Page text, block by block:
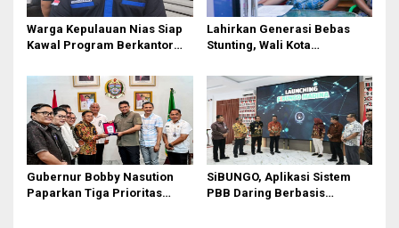
Warga Kepulauan Nias Siap
Kawal Program Berkantor
Lahirkan Generasi Bebas
Stunting, Wali Kota
Optimalisasi SP3 Catin
Gubernur Bobby Nasution
Paparkan Tiga Prioritas
SiBUNGO, Aplikasi Sistem
PBB Daring Berbasis